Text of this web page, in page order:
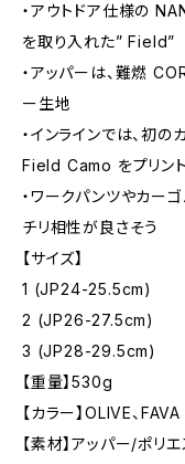
・アウトドア仕様の
を取り入れた” Field”
・アッパーは、難燃
ー生地
・インラインでは、初
Field Camo をプリン
・ワークパンツやカー
チリ相性が良さそう
【サイズ】
1 (JP24-25.5cm)
2 (JP26-27.5cm)
3 (JP28-29.5cm)
【重量】530g
【カラー】OLIVE、
【素材】アッパー/ポリ